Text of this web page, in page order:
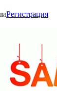
Регистрация